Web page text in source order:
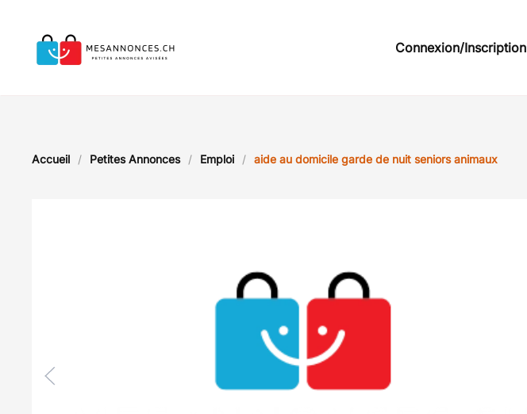
Accéder au contenu principal Connexion/Inscription
Accueil Petites Annonces Emploi aide au domicile garde de nuit seniors animaux